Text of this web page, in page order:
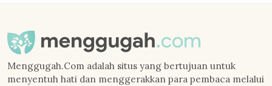
Menggugah.Com adalah situs yang bertujuan untuk
menyentuh hati dan menggerakkan para pembaca melalui